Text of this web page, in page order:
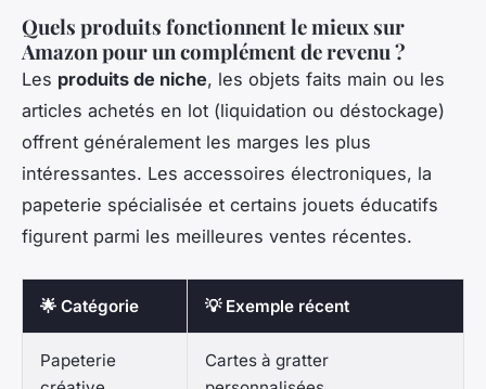
Quels produits fonctionnent le mieux sur
Amazon pour un complément de revenu ?
Les produits de niche, les objets faits main ou les
articles achetés en lot (liquidation ou déstockage)
offrent généralement les marges les plus
intéressantes. Les accessoires électroniques, la
papeterie spécialisée et certains jouets éducatifs
figurent parmi les meilleures ventes récentes.
🌟 Catégorie 💡 Exemple récent
Papeterie
Cartes à gratter